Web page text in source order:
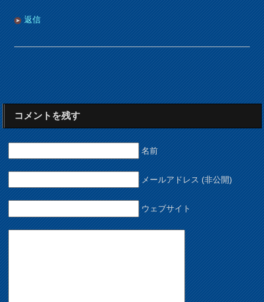
返信
コメントを残す
名前
メールアドレス (非公開)
ウェブサイト